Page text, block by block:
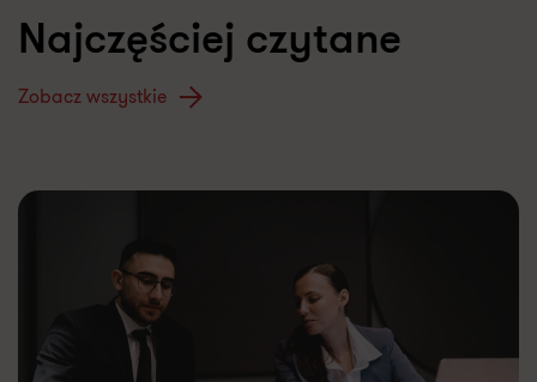
Najczęściej czytane
Zobacz wszystkie